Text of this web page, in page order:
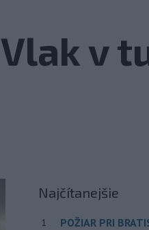
Vlak v
Najčítanejšie
1
POŽIAR PRI